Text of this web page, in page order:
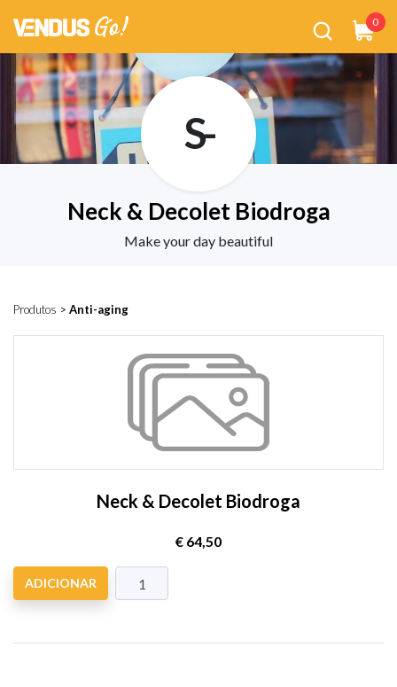
0
S-
Neck & Decolet Biodroga
Make your day beautiful
Produtos > Anti-aging
Neck & Decolet Biodroga
€ 64,50
ADICIONAR